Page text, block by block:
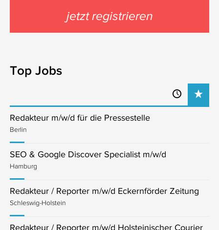
jetzt registrieren
Top Jobs
Redakteur m/w/d für die Pressestelle
Berlin
SEO & Google Discover Specialist m/w/d
Hamburg
Redakteur / Reporter m/w/d Eckernförder Zeitung
Schleswig-Holstein
Redakteur / Reporter m/w/d Holsteinischer Courier